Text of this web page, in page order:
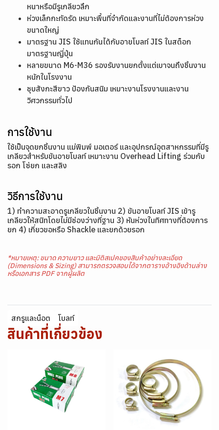
หนาหรือมีรูเกลียวลึก
ห่วงเล็กกะทัดรัด เหมาะพื้นที่จำกัดและงานที่ไม่ต้องการห่วง
ขนาดใหญ่
มาตรฐาน JIS ใช้แทนกันได้กับอายโบลท์ JIS ในสต็อก
มาตรฐานญี่ปุ่น
หลายขนาด M6-M36 รองรับงานยกตั้งแต่เบาจนถึงชิ้นงาน
หนักในโรงงาน
ชุบสังกะสีขาว ป้องกันสนิม เหมาะงานโรงงานและงาน
วิศวกรรมทั่วไป
การใช้งาน
ใช้เป็นจุดยกชิ้นงาน แม่พิมพ์ มอเตอร์ และอุปกรณ์อุตสาหกรรมที่มีรู
เกลียวสำหรับขันอายโบลท์ เหมาะงาน Overhead Lifting ร่วมกับ
รอก โซ่ยก และสลิง
วิธีการใช้งาน
1) ทำความสะอาดรูเกลียวในชิ้นงาน 2) ขันอายโบลท์ JIS เข้ารู
เกลียวให้สนิทโดยไม่มีช่องว่างที่ฐาน 3) หันห่วงในทิศทางที่ต้องการ
ยก 4) เกี่ยวขอหรือ Shackle และยกด้วยรอก
*หมายเหตุ: ขนาด ความยาว และมิติสเปคของสินค้าอย่างละเอียด
(Dimensions & Sizing) สามารถตรวจสอบได้จากตารางอ้างอิงด้านล่าง
หรือเอกสาร PDF จากผู้ผลิต
สกรูและน็อต โบลท์
สินค้าที่เกี่ยวข้อง